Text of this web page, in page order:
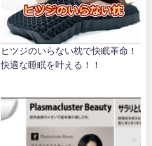
ヒツジのいらない枕で快眠革命！
快適な睡眠を叶える！！